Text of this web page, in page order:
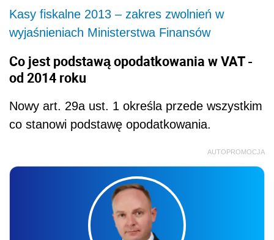
Kasy fiskalne 2013 – zakres zwolnień w
wyjaśnieniach Ministerstwa Finansów
Co jest podstawą opodatkowania w VAT -
od 2014 roku
Nowy art. 29a ust. 1 określa przede wszystkim
co stanowi podstawę opodatkowania.
AUTOPROMOCJA